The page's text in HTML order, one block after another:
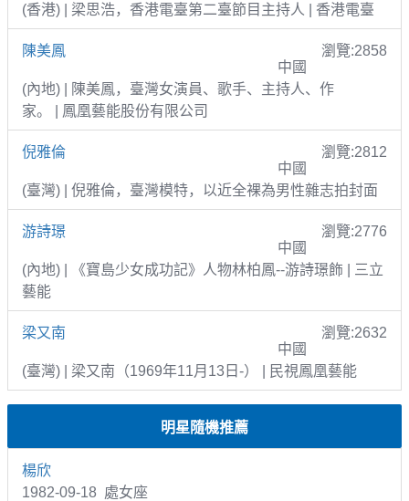
(香港) | 梁思浩，香港電臺第二臺節目主持人 | 香港電臺
陳美鳳
瀏覽:2858
中國
(內地) | 陳美鳳，臺灣女演員、歌手、主持人、作
家。 | 鳳凰藝能股份有限公司
倪雅倫
瀏覽:2812
中國
(臺灣) | 倪雅倫，臺灣模特，以近全裸為男性雜志拍封面
游詩璟
瀏覽:2776
中國
(內地) | 《寶島少女成功記》人物林柏鳳--游詩璟飾 | 三立
藝能
梁又南
瀏覽:2632
中國
(臺灣) | 梁又南（1969年11月13日-） | 民視鳳凰藝能
明星隨機推薦
楊欣
1982-09-18 處女座